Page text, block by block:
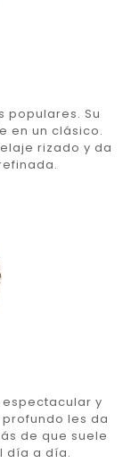
populares. Su
en un clásico.
rizado y da
y
les da
de que suele
día a día.